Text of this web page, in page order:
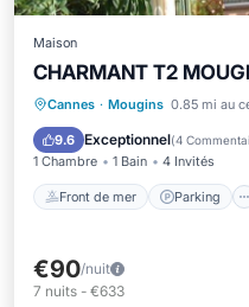
Maison
CHARMANT T2
Cannes · Mougins 0.85 mi au
9.6 Exceptionnel(4
1 Chambre 1 Bain 4 Invités
Front de mer Parking
Front de mer
Vue sur l’océan
€90/nuit
7 nuits - €633